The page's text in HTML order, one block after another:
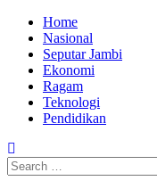
Home
Nasional
Seputar Jambi
Ekonomi
Ragam
Teknologi
Pendidikan